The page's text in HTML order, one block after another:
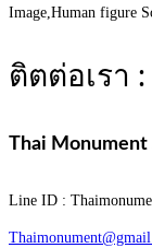
Image,Human figure
ติตต่อเรา
Thai Monument
Line ID :